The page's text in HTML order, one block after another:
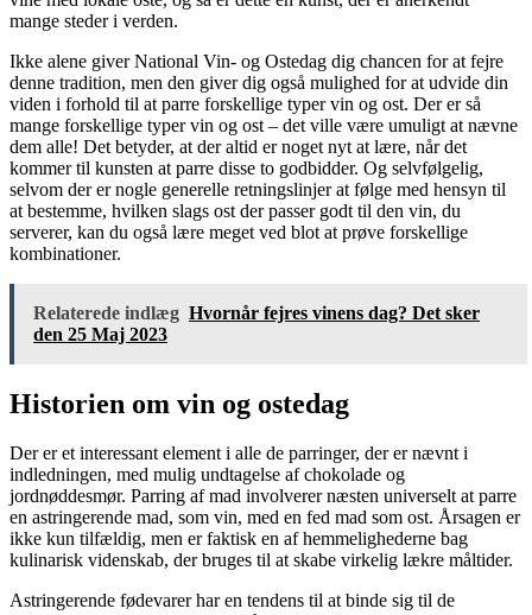
mange steder i verden.
Ikke alene giver National Vin- og Ostedag dig chancen for at fejre
denne tradition, men den giver dig også mulighed for at udvide din
viden i forhold til at parre forskellige typer vin og ost. Der er så
mange forskellige typer vin og ost – det ville være umuligt at nævne
dem alle! Det betyder, at der altid er noget nyt at lære, når det
kommer til kunsten at parre disse to godbidder. Og selvfølgelig,
selvom der er nogle generelle retningslinjer at følge med hensyn til
at bestemme, hvilken slags ost der passer godt til den vin, du
serverer, kan du også lære meget ved blot at prøve forskellige
kombinationer.
Relaterede indlæg Hvornår fejres vinens dag? Det sker
den 25 Maj 2023
Historien om vin og ostedag
Der er et interessant element i alle de parringer, der er nævnt i
indledningen, med mulig undtagelse af chokolade og
jordnøddesmør. Parring af mad involverer næsten universelt at parre
en astringerende mad, som vin, med en fed mad som ost. Årsagen er
ikke kun tilfældig, men er faktisk en af ​​hemmelighederne bag
kulinarisk videnskab, der bruges til at skabe virkelig lækre måltider.
Astringerende fødevarer har en tendens til at binde sig til de